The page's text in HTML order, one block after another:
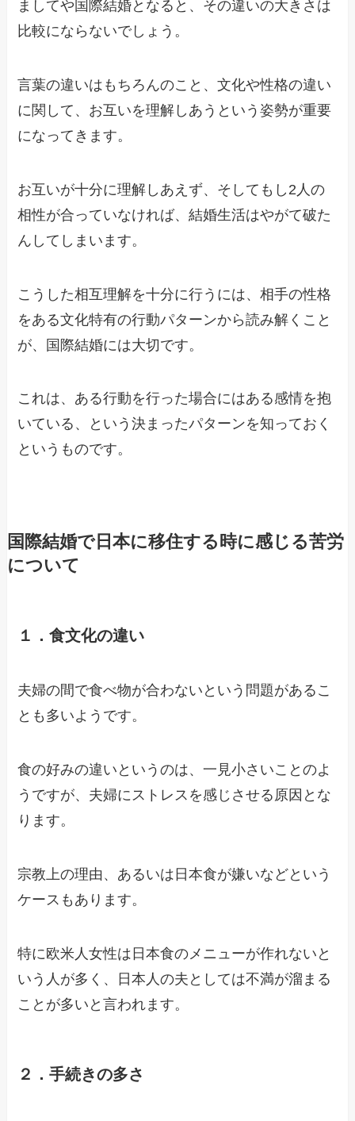
ましてや国際結婚となると、その違いの大きさは
比較にならないでしょう。
言葉の違いはもちろんのこと、文化や性格の違い
に関して、お互いを理解しあうという姿勢が重要
になってきます。
お互いが十分に理解しあえず、そしてもし2人の
相性が合っていなければ、結婚生活はやがて破た
んしてしまいます。
こうした相互理解を十分に行うには、相手の性格
をある文化特有の行動パターンから読み解くこと
が、国際結婚には大切です。
これは、ある行動を行った場合にはある感情を抱
いている、という決まったパターンを知っておく
というものです。
国際結婚で日本に移住する時に感じる苦労
について
１．食文化の違い
夫婦の間で食べ物が合わないという問題があるこ
とも多いようです。
食の好みの違いというのは、一見小さいことのよ
うですが、夫婦にストレスを感じさせる原因とな
ります。
宗教上の理由、あるいは日本食が嫌いなどという
ケースもあります。
特に欧米人女性は日本食のメニューが作れないと
いう人が多く、日本人の夫としては不満が溜まる
ことが多いと言われます。
２．手続きの多さ